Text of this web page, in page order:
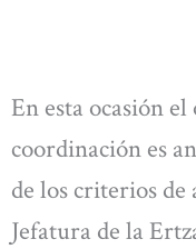
En esta ocasión
coordinación es
de los criterios
Jefatura de la